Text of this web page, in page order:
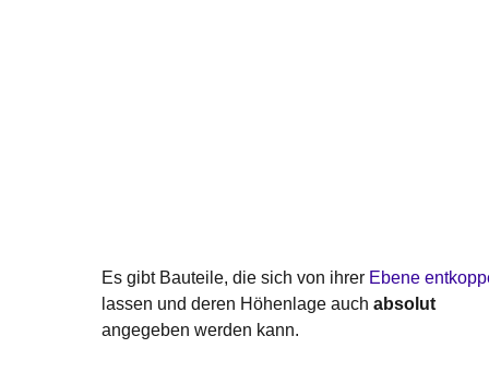
Es gibt Bauteile, die sich von ihrer Ebene
lassen und deren Höhenlage auch absolut
angegeben werden kann.